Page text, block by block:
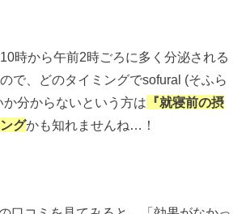
時から午前2時ごろに多く分泌される
で、どのタイミングでsofural (そふら
分からないという方は 『就寝前の摂
グかも知れませんね…！